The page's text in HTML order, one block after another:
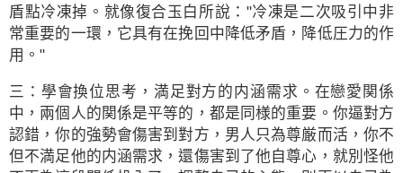
盾點冷凍掉。就像復合玉白所說："冷凍是二次吸引中非
常重要的一環，它具有在挽回中降低矛盾，降低圧力的作
用。"
三：學會換位思考，満足對方的内涵需求。在戀愛関係
中，兩個人的関係是平等的，都是同様的重要。你逼對方
認錯，你的強勢會傷害到對方，男人只為尊厳而活，你不
但不満足他的内涵需求，還傷害到了他自尊心，就別怪他